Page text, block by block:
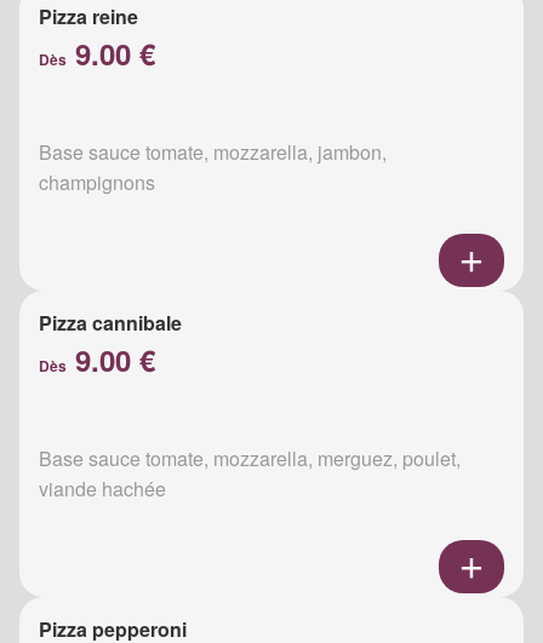
Pizza reine
Dès 9.00 €
Base sauce tomate, mozzarella, jambon,
champignons
Pizza cannibale
Dès 9.00 €
Base sauce tomate, mozzarella, merguez, poulet,
viande hachée
Pizza pepperoni